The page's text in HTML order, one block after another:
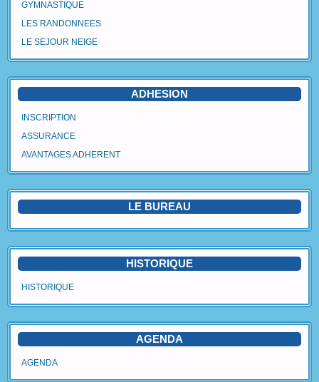
Album
Avantages Adhérent
Contact
Blog
GYMNASTIQUE
LES RANDONNEES
LE SEJOUR NEIGE
ADHESION
INSCRIPTION
ASSURANCE
AVANTAGES ADHERENT
LE BUREAU
HISTORIQUE
HISTORIQUE
AGENDA
AGENDA